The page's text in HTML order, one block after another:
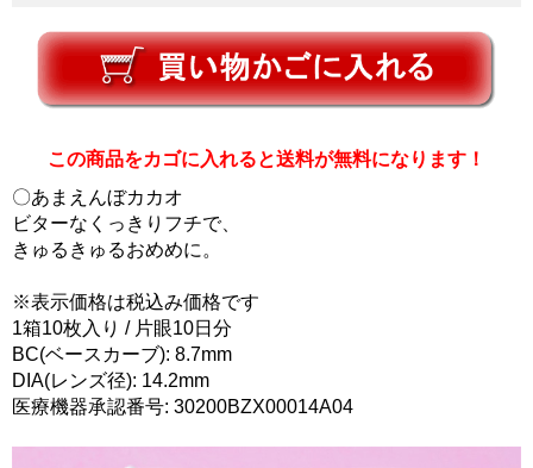
この商品をカゴに入れると送料が無料になります！
〇あまえんぼカカオ
ビターなくっきりフチで、
きゅるきゅるおめめに。
※表示価格は税込み価格です
1箱10枚入り / 片眼10日分
BC(ベースカーブ): 8.7mm
DIA(レンズ径): 14.2mm
医療機器承認番号: 30200BZX00014A04